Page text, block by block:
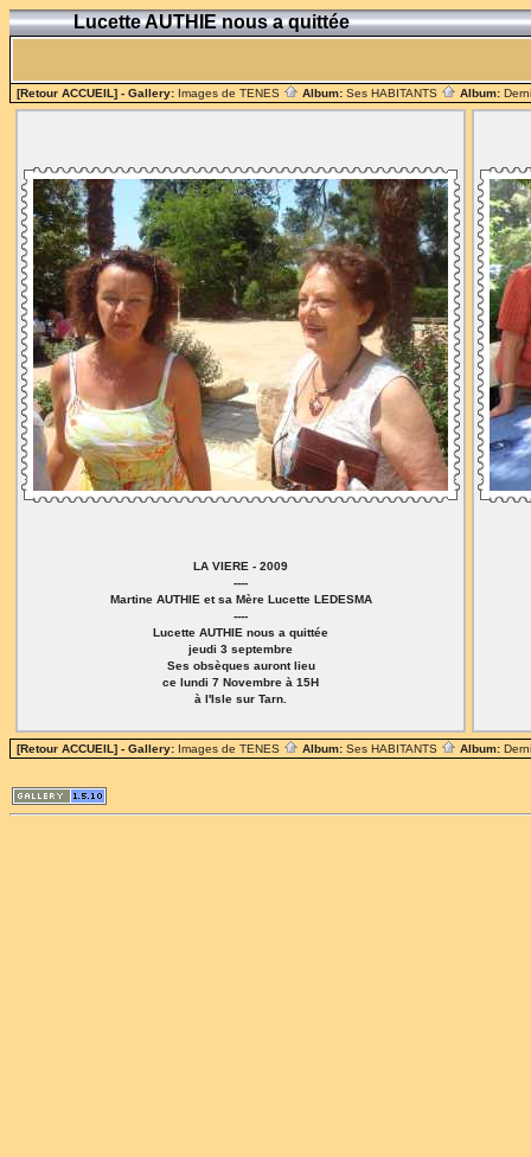
Lucette AUTHIE nous a quittée
[Retour ACCUEIL] - Gallery: Images de TENES Album: Ses HABITANTS Album:
LA VIERE - 2009
----
Martine AUTHIE et sa Mère Lucette LEDESMA
----
Lucette AUTHIE nous a quittée
jeudi 3 septembre
Ses obsèques auront lieu
ce lundi 7 Novembre à 15H
à l'Isle sur Tarn.
[Retour ACCUEIL] - Gallery: Images de TENES Album: Ses HABITANTS Album: